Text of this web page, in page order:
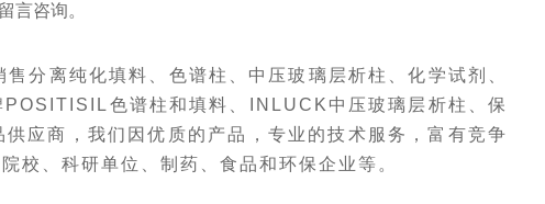
言咨询。
分离纯化填料、色谱柱、中压玻璃层析柱、化学试剂、
色谱柱和填料、INLUCK中压玻璃层析柱、保
供应商，我们因优质的产品，专业的技术服务，富有竞争
校、科研单位、制药 食品和环保企业 等 。